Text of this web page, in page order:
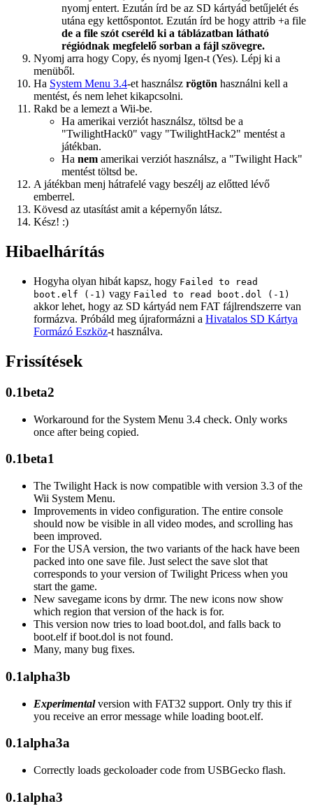
nyomj entert. Ezután írd be az SD kártyád betűjelét és
utána egy kettőspontot. Ezután írd be hogy attrib +a file
de a file szót cseréld ki a táblázatban látható
régiódnak megfelelő sorban a fájl szövegre.
Nyomj arra hogy Copy, és nyomj Igen-t (Yes). Lépj ki a
menüből.
Ha System Menu 3.4-et használsz rögtön használni kell a
mentést, és nem lehet kikapcsolni.
Rakd be a lemezt a Wii-be.
Ha amerikai verziót használsz, töltsd be a
"TwilightHack0" vagy "TwilightHack2" mentést a
játékban.
Ha nem amerikai verziót használsz, a "Twilight Hack"
mentést töltsd be.
A játékban menj hátrafelé vagy beszélj az előtted lévő
emberrel.
Kövesd az utasítást amit a képernyőn látsz.
Kész! :)
Hibaelhárítás
Hogyha olyan hibát kapsz, hogy Failed to read
boot.elf (-1) vagy Failed to read boot.dol (-1)
akkor lehet, hogy az SD kártyád nem FAT fájlrendszerre van
formázva. Próbáld meg újraformázni a Hivatalos SD Kártya
Formázó Eszköz-t használva.
Frissítések
0.1beta2
Workaround for the System Menu 3.4 check. Only works
once after being copied.
0.1beta1
The Twilight Hack is now compatible with version 3.3 of the
Wii System Menu.
Improvements in video configuration. The entire console
should now be visible in all video modes, and scrolling has
been improved.
For the USA version, the two variants of the hack have been
packed into one save file. Just select the save slot that
corresponds to your version of Twilight Pricess when you
start the game.
New savegame icons by drmr. The new icons now show
which region that version of the hack is for.
This version now tries to load boot.dol, and falls back to
boot.elf if boot.dol is not found.
Many, many bug fixes.
0.1alpha3b
Experimentalversion with FAT32 support. Only try this if
you receive an error message while loading boot.elf.
0.1alpha3a
Correctly loads geckoloader code from USBGecko flash.
0.1alpha3